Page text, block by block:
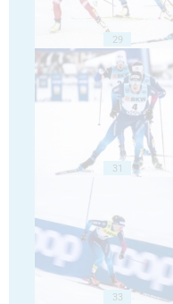
29
31
33